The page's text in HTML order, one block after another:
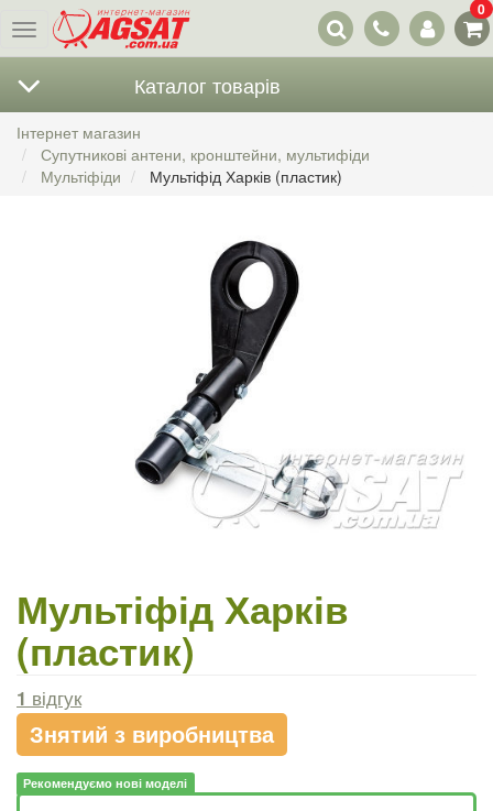
Меню
Наші
контакти
0
Каталог товарів
Інтернет магазин
Супутникові антени, кронштейни, мультифіди
Мультіфіди
Мультіфід Харків (пластик)
Мультіфід Харків
(пластик)
1 відгук
Знятий з виробництва
Рекомендуємо нові моделі